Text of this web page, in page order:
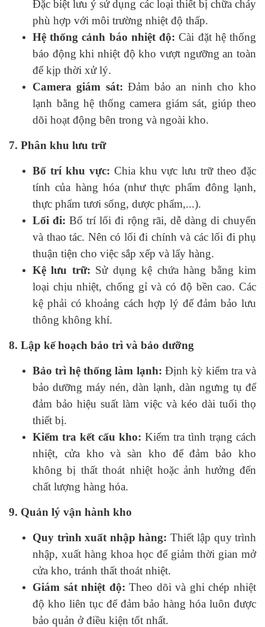
Đặc biệt lưu ý sử dụng các loại thiết bị chữa cháy
phù hợp với môi trường nhiệt độ thấp.
Hệ thống cảnh báo nhiệt độ: Cài đặt hệ thống
báo động khi nhiệt độ kho vượt ngưỡng an toàn
để kịp thời xử lý.
Camera giám sát: Đảm bảo an ninh cho kho
lạnh bằng hệ thống camera giám sát, giúp theo
dõi hoạt động bên trong và ngoài kho.
7. Phân khu lưu trữ
Bố trí khu vực: Chia khu vực lưu trữ theo đặc
tính của hàng hóa (như thực phẩm đông lạnh,
thực phẩm tươi sống, dược phẩm,...).
Lối đi: Bố trí lối đi rộng rãi, dễ dàng di chuyển
và thao tác. Nên có lối đi chính và các lối đi phụ
thuận tiện cho việc sắp xếp và lấy hàng.
Kệ lưu trữ: Sử dụng kệ chứa hàng bằng kim
loại chịu nhiệt, chống gỉ và có độ bền cao. Các
kệ phải có khoảng cách hợp lý để đảm bảo lưu
thông không khí.
8. Lập kế hoạch bảo trì và bảo dưỡng
Bảo trì hệ thống làm lạnh: Định kỳ kiểm tra và
bảo dưỡng máy nén, dàn lạnh, dàn ngưng tụ để
đảm bảo hiệu suất làm việc và kéo dài tuổi thọ
thiết bị.
Kiểm tra kết cấu kho: Kiểm tra tình trạng cách
nhiệt, cửa kho và sàn kho để đảm bảo kho
không bị thất thoát nhiệt hoặc ảnh hưởng đến
chất lượng hàng hóa.
9. Quản lý vận hành kho
Quy trình xuất nhập hàng: Thiết lập quy trình
nhập, xuất hàng khoa học để giảm thời gian mở
cửa kho, tránh thất thoát nhiệt.
Giám sát nhiệt độ: Theo dõi và ghi chép nhiệt
độ kho liên tục để đảm bảo hàng hóa luôn được
bảo quản ở điều kiện tốt nhất.